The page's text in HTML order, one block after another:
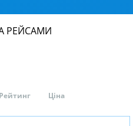
РЕЙСАМИ
Рейтинг Ціна